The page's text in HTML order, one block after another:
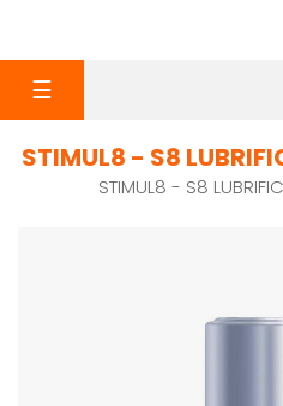
navigazione
☰
STIMUL8 - S8
STIMUL8 - S8